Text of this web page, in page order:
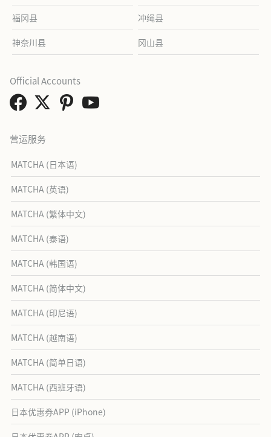
福冈县 冲绳县
神奈川县 冈山县
营运服务
MATCHA (日本语)
MATCHA (英语)
MATCHA (繁体中文)
MATCHA (泰语)
MATCHA (韩国语)
MATCHA (简体中文)
MATCHA (印尼语)
MATCHA (越南语)
MATCHA (简单日语)
MATCHA (西班牙语)
日本优惠券APP (iPhone)
Official Accounts